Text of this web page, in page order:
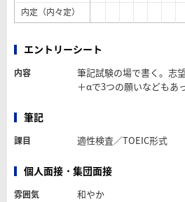
内定（内々定）
エントリーシート
内容
筆記試験の場で書く。志
＋αで3つの願いなどもあ
筆記
課目 適性検査／TOEIC形式
個人面接・集団面接
雰囲気 和やか